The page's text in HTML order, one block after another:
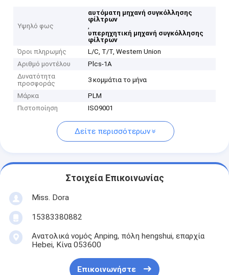
Υψηλό φως
αυτόματη μηχανή συγκόλλησης
φίλτρων
,
υπερηχητική μηχανή συγκόλλησης
φίλτρων
Όροι πληρωμής
L/C, T/T, Western Union
Αριθμό μοντέλου
Plcs-1A
Δυνατότητα
προσφοράς
3 κομμάτια το μήνα
Μάρκα
PLM
Πιστοποίηση
ISO9001
Δείτε περισσότερων
Στοιχεία Επικοινωνίας
Miss. Dora
15383380882
Ανατολικά νομός Anping, πόλη hengshui, επαρχία
Hebei, Κίνα 053600
Επικοινωνήστε